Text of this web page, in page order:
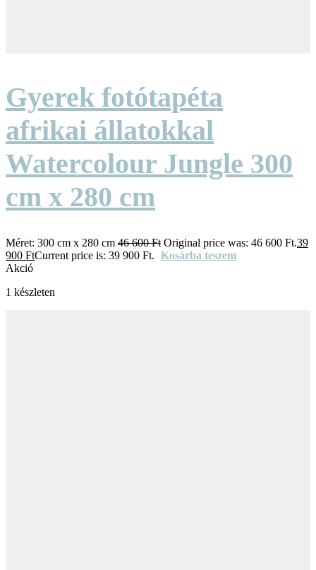
Gyerek fotótapéta
afrikai állatokkal
Watercolour Jungle 300
cm x 280 cm
Méret: 300 cm x 280 cm 46 600Ft Original price was: 46 600 Ft.39
900 FtCurrent price is: 39 900 Ft. Kosárba teszem
Akció
1 készleten